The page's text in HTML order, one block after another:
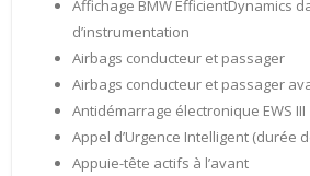
Affichage BMW EfficientDynamics
d’instrumentation
Airbags conducteur et passager
Airbags conducteur et passager
Antidémarrage électronique EWS III
Appel d’Urgence Intelligent (durée
Appuie-tête actifs à l’avant